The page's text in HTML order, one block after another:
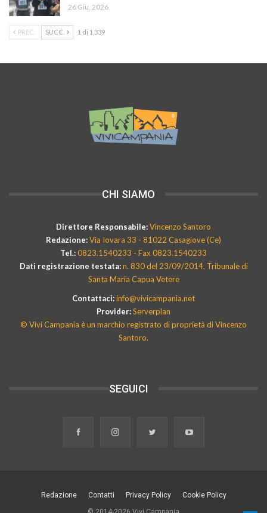
26 Giu, 2026
PREC. SUCC. 1 di 1.339
CHI SIAMO
Direttore Responsabile:Vincenzo Santoro
Redazione:Via Iovara 33 - 81022 Casagiove (Ce)
Tel.:0823.1540233 - Fax 0823.1540233
Dati registrazione testata:n. 830 del 23/09/2014, Tribunale di
Santa Maria Capua Vetere
Contattaci:info@vivicampania.net
Provider:Serverplan
© Vivi Campania è un marchio registrato di proprietà di Vincenzo
Santoro.
SEGUICI
Redazione Contatti Privacy Policy
Cookie Policy